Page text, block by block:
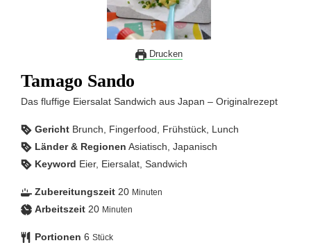
Drucken
Tamago Sando
Das fluffige Eiersalat Sandwich aus Japan – Originalrezept
Gericht Brunch, Fingerfood, Frühstück, Lunch
Länder & Regionen Asiatisch, Japanisch
Keyword Eier, Eiersalat, Sandwich
Zubereitungszeit 20 Minuten
Arbeitszeit 20 Minuten
Portionen 6 Stück